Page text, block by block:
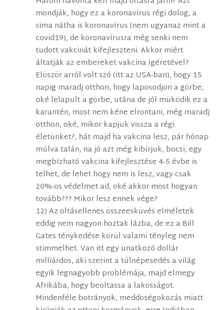
mondják, hogy ez a koronavírus régi dolog, a
sima nátha is koronavírus (nem ugyanaz mint a
covid19), de koronavírusra még senki nem
tudott vakcinát kifejleszteni. Akkor miért
áltatják az embereket vakcina ígéretével?
Elöször arról volt szó (itt az USA-ban), hogy 15
napig maradj otthon, hogy laposodjon a görbe,
oké lelapult a görbe, utána de jól müködik ez a
karantén, most nem kéne elrontani, még maradj
otthon, oké, mikor kapjuk vissza a régi
életünket?, hát majd ha vakcina lesz, pár hónap
múlva talán, na jó azt még kibírjuk, bocsi, egy
megbízható vakcina kifejlesztése 4-5 évbe is
telhet, de lehet hogy nem is lesz, vagy csak
20%-os védelmet ad, oké akkor most hogyan
tovább??? Mikor lesz ennek vége?
12) Az oltásellenes összeesküvés elméletek
eddig nem nagyon hoztak lázba, de ez a Bill
Gates ténykedése körül valami tényleg nem
stimmelhet. Van itt egy unatkozó dollár
milliárdos, aki szerint a túlnépesedés a világ
egyik legnagyobb problémája, majd elmegy
Afrikába, hogy beoltassa a lakosságot.
Mindenféle botrányok, meddöségokozás miatt